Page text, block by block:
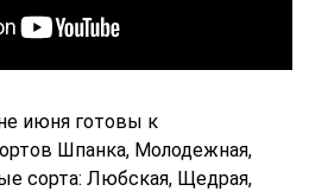
июня готовы к
Шпанка, Молодежная,
сорта: Любская, Щедрая,